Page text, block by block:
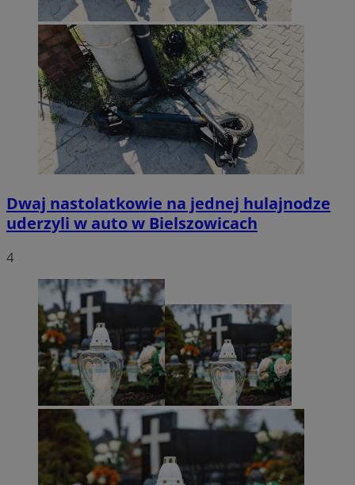
Dwaj nastolatkowie na jednej hulajnodze
uderzyli w auto w Bielszowicach
4